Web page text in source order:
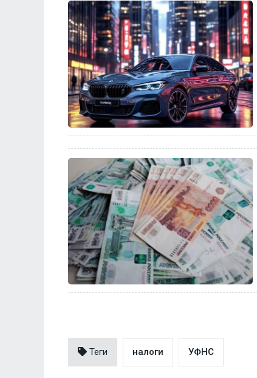
Теги налоги УФНС